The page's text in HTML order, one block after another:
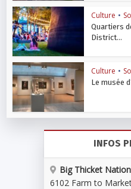
Culture •
Quartiers
District...
Culture •
Le musée
INFOS
Big Thicket
6102 Farm to